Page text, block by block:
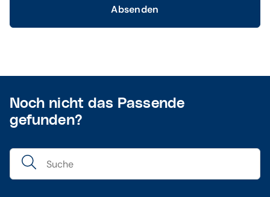
Absenden
Noch nicht das Passende
gefunden?